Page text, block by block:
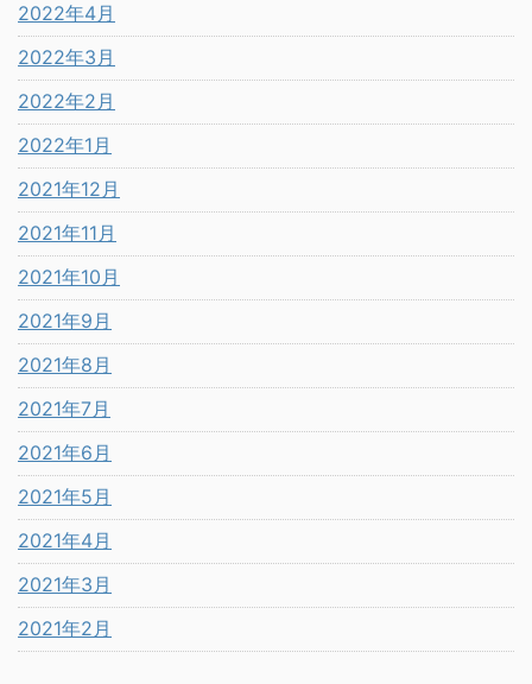
2022年4月
2022年3月
2022年2月
2022年1月
2021年12月
2021年11月
2021年10月
2021年9月
2021年8月
2021年7月
2021年6月
2021年5月
2021年4月
2021年3月
2021年2月